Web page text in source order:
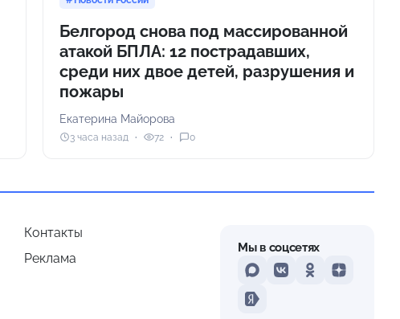
Белгород снова под массированной
атакой БПЛА: 12 пострадавших,
среди них двое детей, разрушения и
пожары
Екатерина Майорова
3 часа назад 72 0
Контакты
Реклама
Мы в соцсетях
MAXVKontakteOdnoklassniki
Dzen
Yandex